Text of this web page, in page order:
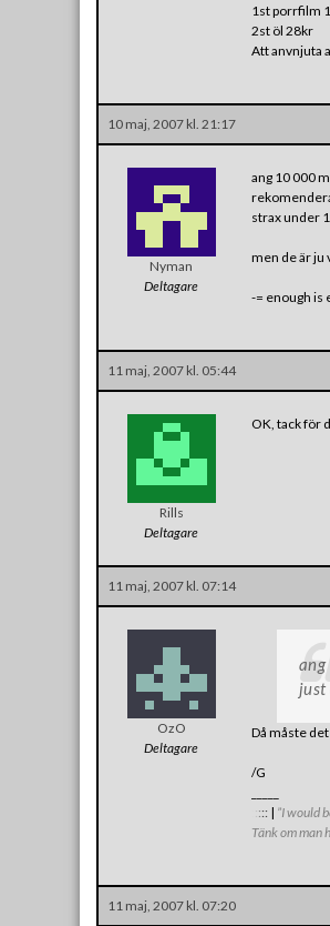
1st porrfilm
2st öl 28kr
Att anvnjuta
10 maj, 2007 kl. 21:17
Nyman
Deltagare
ang 10 000
strax under
men de är ju
-= enough is
11 maj, 2007 kl. 05:44
Rills
Deltagare
OK, tack för
11 maj, 2007 kl. 07:14
OzO
Deltagare
just
Då måste
/G
:::: | ”I would
Tänk om man
11 maj, 2007 kl. 07:20